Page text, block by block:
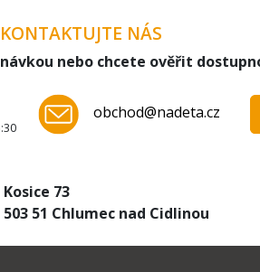
KONTAKTUJTE NÁS
nebo chcete ověřit
obchod@nadeta.cz
Kosice 73
503 51 Chlumec nad Cidlinou